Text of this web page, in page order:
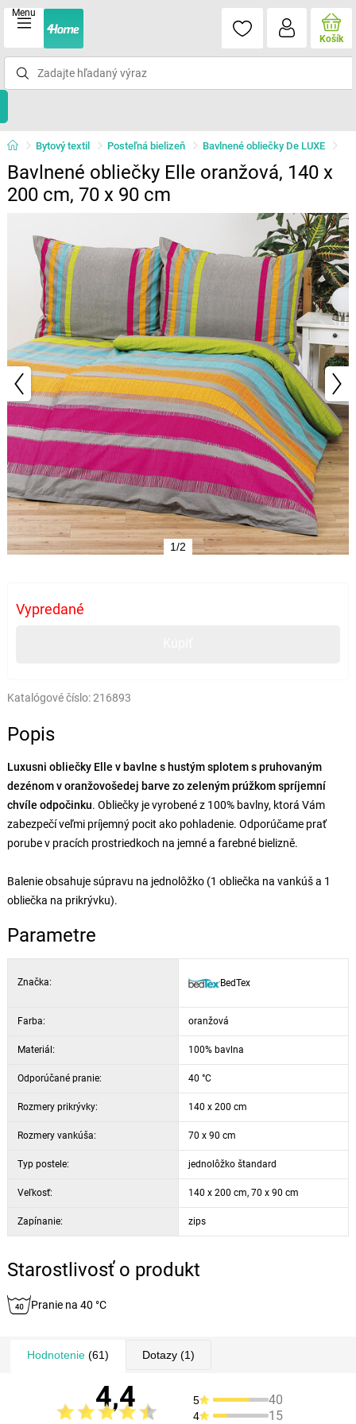
Menu
Košík
Bytový textil Posteľná bielizeň Bavlnené obliečky De LUXE
Bavlnené obliečky Elle oranžová, 140 x
200 cm, 70 x 90 cm
1/2
Vypredané
Katalógové číslo:216893
Popis
Luxusni obliečky Elle v bavlne s hustým splotem s pruhovaným
dezénom v oranžovošedej barve zo zeleným prúžkom spríjemní
chvíle odpočinku. Obliečky je vyrobené z 100% bavlny, ktorá Vám
zabezpečí veľmi príjemný pocit ako pohladenie. Odporúčame prať
porube v pracích prostriedkoch na jemné a farebné bielizně.
Balenie obsahuje súpravu na jednolôžko (1 obliečka na vankúš a 1
obliečka na prikrývku).
Parametre
Značka: BedTex
Farba: oranžová
Materiál: 100% bavlna
Odporúčané pranie: 40 °C
Rozmery prikrývky: 140 x 200 cm
Rozmery vankúša: 70 x 90 cm
Typ postele: jednolôžko štandard
Veľkosť: 140 x 200 cm, 70 x 90 cm
Zapínanie: zips
Starostlivosť o produkt
Pranie na 40 °C
Hodnotenie(61) Dotazy(1)
4,4 5 40
4
15